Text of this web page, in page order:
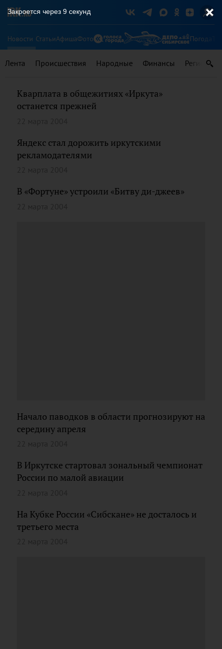
Новости СтатьиАфишаФото Погода
Лента Происшествия Народные Финансы Регионы
Кварплата в общежитиях «Иркута»
останется прежней
Яндекс стал дорожить иркутскими
рекламодателями
В «Фортуне» устроили «Битву ди-джеев»
Начало паводков в области прогнозируют на
середину апреля
В Иркутске стартовал зональный чемпионат
России по малой авиации
На Кубке России «Сибскане» не досталось и
третьего места
Закроется через 9 секунд